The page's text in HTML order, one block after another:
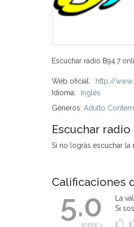
Escuchar radio B94.7
Web oficial:
http://
Idioma:
Inglés
Géneros: Adulto
Escuchar
Si no lográs escuchar la
Calificaciones
5.0
SOBRE 5
La
Si